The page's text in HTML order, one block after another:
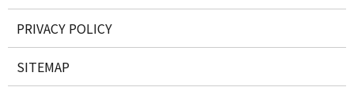
PRIVACY POLICY
SITEMAP